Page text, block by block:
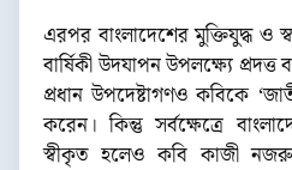
এরপর বাংলাদেশের মুক্তিযুদ্ধ ও
বার্ষিকী উদযাপন উপলক্ষ্যে প্রদত্ত
প্রধান উপদেষ্টাগণও কবিকে
করেন। কিন্তু সর্বক্ষেত্রে
স্বীকৃত হলেও কবি কাজী